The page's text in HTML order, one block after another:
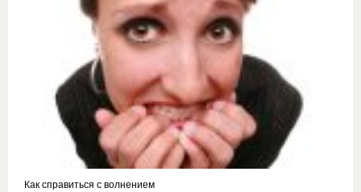
Как справиться с волнением